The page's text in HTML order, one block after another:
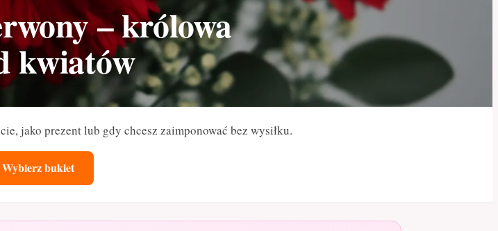
– królowa
kwiatów
jako prezent lub gdy chcesz zaimponować bez wysiłku.
bukiet